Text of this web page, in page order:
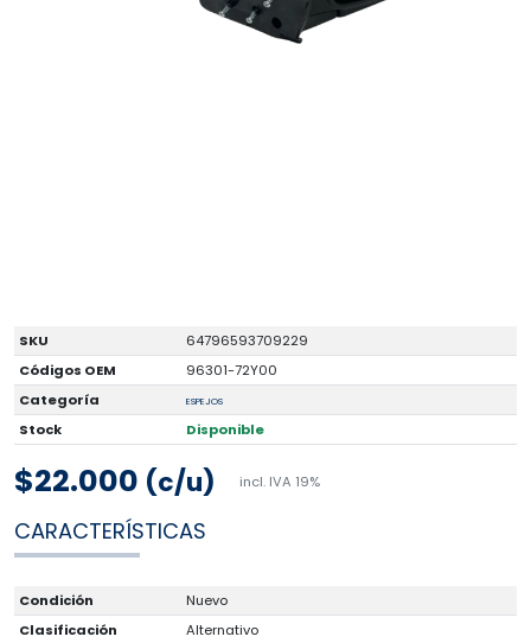
SKU
64796593709229
Códigos OEM
96301-72Y00
Categoría
ESPEJOS
Stock Disponible
$22.000 (c/u) incl. IVA 19%
CARACTERÍSTICAS
Condición
Nuevo
Clasificación
Alternativo